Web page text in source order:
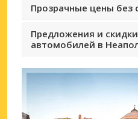
Прозрачные цены без
Предложения и
автомобилей в